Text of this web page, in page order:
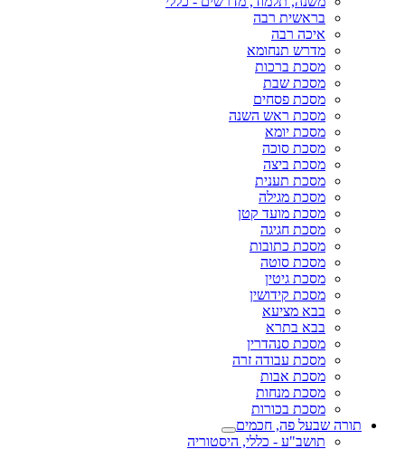
בראשית רבה
איכה רבה
מדרש תנחומא
מסכת ברכות
מסכת שבת
מסכת פסחים
מסכת ראש השנה
מסכת יומא
מסכת סוכה
מסכת ביצה
מסכת תענית
מסכת מגילה
מסכת מועד קטן
מסכת חגיגה
מסכת כתובות
מסכת סוטה
מסכת גיטין
מסכת קידושין
בבא מציעא
בבא בתרא
מסכת סנהדרין
מסכת עבודה זרה
מסכת אבות
מסכת מנחות
מסכת בכורות
תורה שבעל פה, חכמים
תושב"ע - כללי, היסטוריה